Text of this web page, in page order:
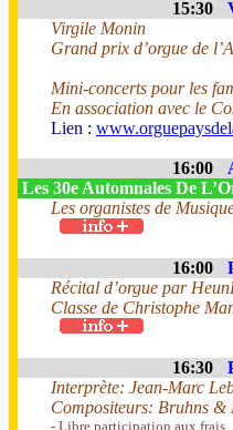
15:30
Virgile Monin
Grand prix d’orgue de
Mini-concerts pour les
En association avec le
Lien :
16:00
Les 30e Automnales De
Les organistes de
16:00
Récital d’orgue par
Classe de Christophe
16:30
Interprète: Jean-Marc
Compositeurs: Bruhns &
- Libre participation aux frais